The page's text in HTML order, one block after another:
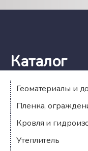
Каталог
Геоматериалы и
Пленка,
Кровля и
Утеплитель